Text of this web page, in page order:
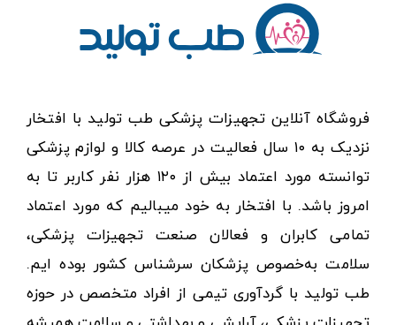
فروشگاه آنلاین تجهیزات پزشکی طب تولید با افتخار
نزدیک به ۱۰ سال فعالیت در عرصه کالا و لوازم پزشکی
توانسته مورد اعتماد بیش از ۱۲۰ هزار نفر کاربر تا به
امروز باشد. با افتخار به خود میبالیم که مورد اعتماد
تمامی کابران و فعالان صنعت تجهیزات پزشکی،
سلامت به‌خصوص پزشکان سرشناس کشور بوده ایم.
طب تولید با گردآوری تیمی از افراد متخصص در حوزه